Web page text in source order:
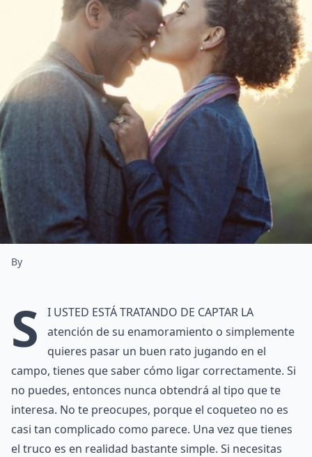
By
S
i usted está tratando de captar la
atención de su enamoramiento o simplemente
quieres pasar un buen rato jugando en el
campo, tienes que saber cómo ligar correctamente. Si
no puedes, entonces nunca obtendrá al tipo que te
interesa. No te preocupes, porque el coqueteo no es
casi tan complicado como parece. Una vez que tienes
el truco es en realidad bastante simple. Si necesitas